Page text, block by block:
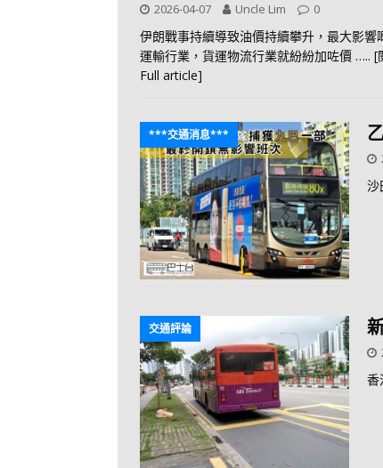
2026-04-07 Uncle Lim 0
伊朗戰事持續導致油價持續攀升，最大影響
運輸行業，貨運物流行業就紛紛加咗價 ….. [
Full article]
***交通消息***
沙
交通評論
香